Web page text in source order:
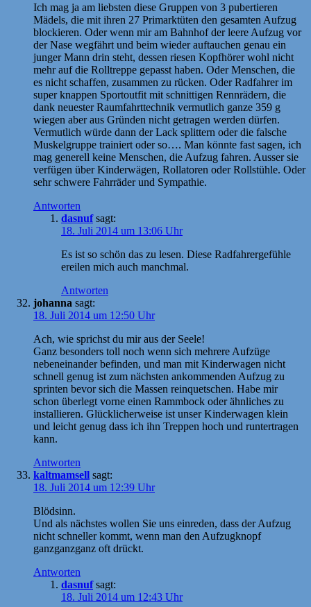
Ich mag ja am liebsten diese Gruppen von 3 pubertieren
Mädels, die mit ihren 27 Primarktüten den gesamten Aufzug
blockieren. Oder wenn mir am Bahnhof der leere Aufzug vor
der Nase wegfährt und beim wieder auftauchen genau ein
junger Mann drin steht, dessen riesen Kopfhörer wohl nicht
mehr auf die Rolltreppe gepasst haben. Oder Menschen, die
es nicht schaffen, zusammen zu rücken. Oder Radfahrer im
super knappen Sportoutfit mit schnittigen Rennrädern, die
dank neuester Raumfahrttechnik vermutlich ganze 359 g
wiegen aber aus Gründen nicht getragen werden dürfen.
Vermutlich würde dann der Lack splittern oder die falsche
Muskelgruppe trainiert oder so…. Man könnte fast sagen, ich
mag generell keine Menschen, die Aufzug fahren. Ausser sie
verfügen über Kinderwägen, Rollatoren oder Rollstühle. Oder
sehr schwere Fahrräder und Sympathie.
Antworten
dasnuf sagt:
18. Juli 2014 um 13:06 Uhr
Es ist so schön das zu lesen. Diese Radfahrergefühle
ereilen mich auch manchmal.
Antworten
johanna sagt:
18. Juli 2014 um 12:50 Uhr
Ach, wie sprichst du mir aus der Seele!
Ganz besonders toll noch wenn sich mehrere Aufzüge
nebeneinander befinden, und man mit Kinderwagen nicht
schnell genug ist zum nächsten ankommenden Aufzug zu
sprinten bevor sich die Massen reinquetschen. Habe mir
schon überlegt vorne einen Rammbock oder ähnliches zu
installieren. Glücklicherweise ist unser Kinderwagen klein
und leicht genug dass ich ihn Treppen hoch und runtertragen
kann.
Antworten
kaltmamsell sagt:
18. Juli 2014 um 12:39 Uhr
Blödsinn.
Und als nächstes wollen Sie uns einreden, dass der Aufzug
nicht schneller kommt, wenn man den Aufzugknopf
ganzganzganz oft drückt.
Antworten
dasnuf sagt:
18. Juli 2014 um 12:43 Uhr